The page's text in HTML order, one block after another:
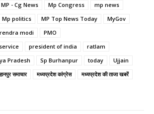
MP - Cg News Mp Congress
mp news
Mp politics MP Top News Today
MyGov
modi
PMO
president of india
ratlam
Pradesh Sp Burhanpur today
Ujjain
समाचार मध्यप्रदेश कांग्रेस
मध्यप्रदेश की ताजा खबरें